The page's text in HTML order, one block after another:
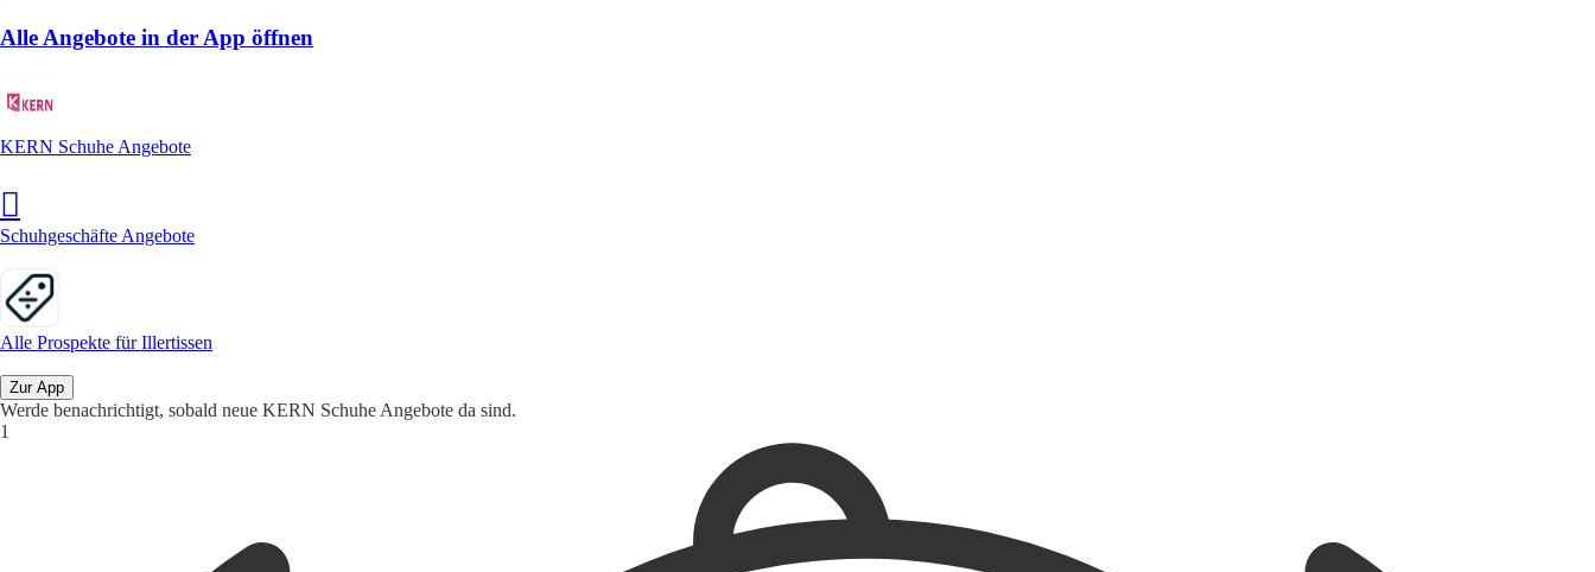
Alle Angebote in der App öffnen
KERN Schuhe Angebote
Schuhgeschäfte Angebote
Alle Prospekte für Illertissen
Zur App
Werde benachrichtigt, sobald neue KERN Schuhe Angebote da sind.